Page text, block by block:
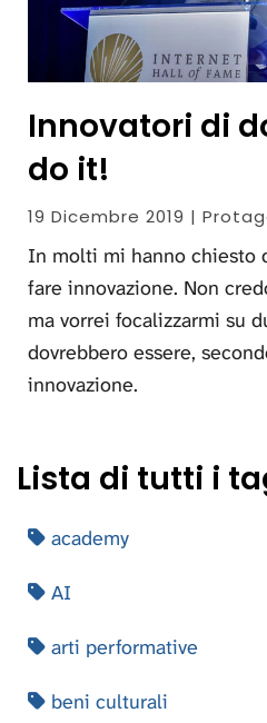
Innovatori di
do it!
19 Dicembre 2019 |
In molti mi hanno chiesto
fare innovazione. Non
ma vorrei focalizzarmi su
dovrebbero essere,
innovazione.
Lista di tutti i
academy
AI
arti performative
beni culturali